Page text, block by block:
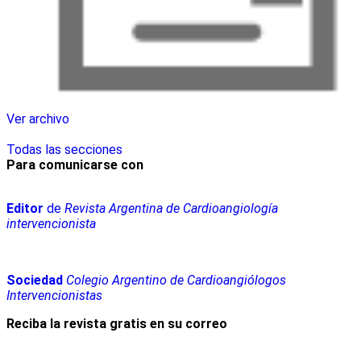
Ver archivo
Todas las secciones
Para comunicarse con
Editor de Revista Argentina de Cardioangiología
intervencionista
Sociedad Colegio Argentino de Cardioangiólogos
Intervencionistas
Reciba la revista gratis en su correo